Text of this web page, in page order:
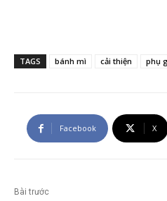
TAGS bánh mì cải thiện phụ
Facebook X
Bài trước